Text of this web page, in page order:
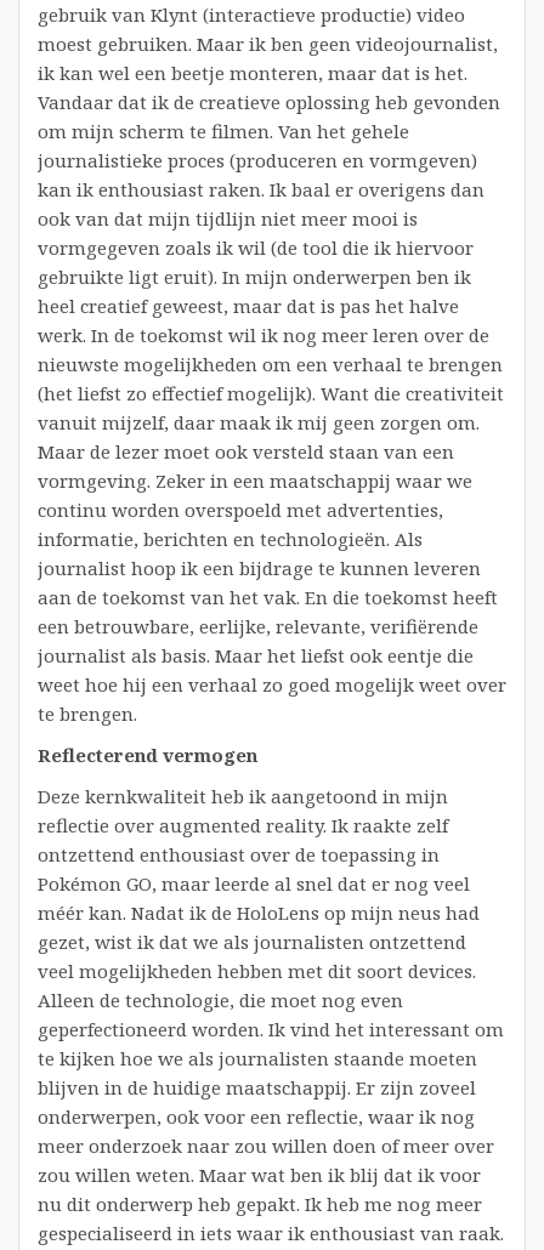
gebruik van Klynt (interactieve productie) video
moest gebruiken. Maar ik ben geen videojournalist,
ik kan wel een beetje monteren, maar dat is het.
Vandaar dat ik de creatieve oplossing heb gevonden
om mijn scherm te filmen. Van het gehele
journalistieke proces (produceren en vormgeven)
kan ik enthousiast raken. Ik baal er overigens dan
ook van dat mijn tijdlijn niet meer mooi is
vormgegeven zoals ik wil (de tool die ik hiervoor
gebruikte ligt eruit). In mijn onderwerpen ben ik
heel creatief geweest, maar dat is pas het halve
werk. In de toekomst wil ik nog meer leren over de
nieuwste mogelijkheden om een verhaal te brengen
(het liefst zo effectief mogelijk). Want die creativiteit
vanuit mijzelf, daar maak ik mij geen zorgen om.
Maar de lezer moet ook versteld staan van een
vormgeving. Zeker in een maatschappij waar we
continu worden overspoeld met advertenties,
informatie, berichten en technologieën. Als
journalist hoop ik een bijdrage te kunnen leveren
aan de toekomst van het vak. En die toekomst heeft
een betrouwbare, eerlijke, relevante, verifiërende
journalist als basis. Maar het liefst ook eentje die
weet hoe hij een verhaal zo goed mogelijk weet over
te brengen.
Reflecterend vermogen
Deze kernkwaliteit heb ik aangetoond in mijn
reflectie over augmented reality. Ik raakte zelf
ontzettend enthousiast over de toepassing in
Pokémon GO, maar leerde al snel dat er nog veel
méér kan. Nadat ik de HoloLens op mijn neus had
gezet, wist ik dat we als journalisten ontzettend
veel mogelijkheden hebben met dit soort devices.
Alleen de technologie, die moet nog even
geperfectioneerd worden. Ik vind het interessant om
te kijken hoe we als journalisten staande moeten
blijven in de huidige maatschappij. Er zijn zoveel
onderwerpen, ook voor een reflectie, waar ik nog
meer onderzoek naar zou willen doen of meer over
zou willen weten. Maar wat ben ik blij dat ik voor
nu dit onderwerp heb gepakt. Ik heb me nog meer
gespecialiseerd in iets waar ik enthousiast van raak.